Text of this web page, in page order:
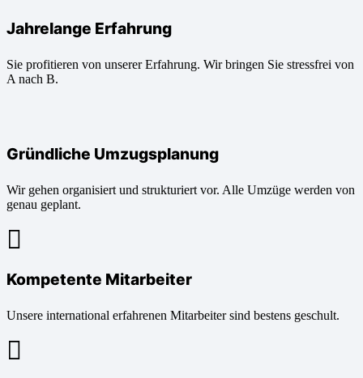
Jahrelange Erfahrung
Sie profitieren von unserer Erfahrung. Wir bringen Sie stressfrei von
A nach B.
Gründliche Umzugsplanung
Wir gehen organisiert und strukturiert vor. Alle Umzüge werden von
genau geplant.
Kompetente Mitarbeiter
Unsere international erfahrenen Mitarbeiter sind bestens geschult.